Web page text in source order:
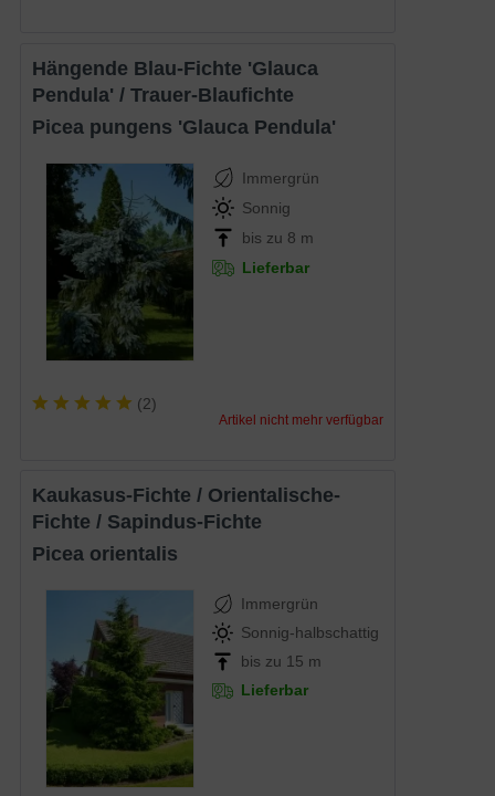
Hängende Blau-Fichte 'Glauca
Pendula' / Trauer-Blaufichte
Picea pungens 'Glauca Pendula'
Immergrün
Sonnig
bis zu 8 m
Lieferbar
(2)
Artikel nicht mehr verfügbar
Kaukasus-Fichte / Orientalische-
Fichte / Sapindus-Fichte
Picea orientalis
Immergrün
Sonnig-halbschattig
bis zu 15 m
Lieferbar